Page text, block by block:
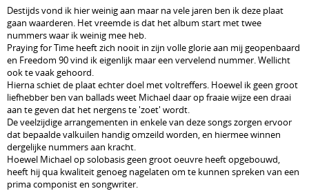
Destijds vond ik hier weinig aan maar na vele jaren ben ik deze plaat
gaan waarderen. Het vreemde is dat het album start met twee
nummers waar ik weinig mee heb.
Praying for Time heeft zich nooit in zijn volle glorie aan mij geopenbaard
en Freedom 90 vind ik eigenlijk maar een vervelend nummer. Wellicht
ook te vaak gehoord.
Hierna schiet de plaat echter doel met voltreffers. Hoewel ik geen groot
liefhebber ben van ballads weet Michael daar op fraaie wijze een draai
aan te geven dat het nergens te 'zoet' wordt.
De veelzijdige arrangementen in enkele van deze songs zorgen ervoor
dat bepaalde valkuilen handig omzeild worden, en hiermee winnen
dergelijke nummers aan kracht.
Hoewel Michael op solobasis geen groot oeuvre heeft opgebouwd,
heeft hij qua kwaliteit genoeg nagelaten om te kunnen spreken van een
prima componist en songwriter.